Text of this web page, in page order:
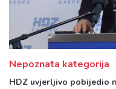
Nepoznata kategorija
HDZ uvjerljivo pobijedio